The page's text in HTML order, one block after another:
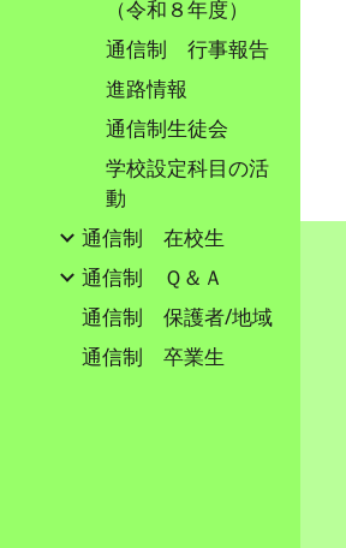
（令和８年度）
通信制 行事報告
進路情報
通信制生徒会
学校設定科目の活
動
通信制 在校生
通信制 Ｑ＆Ａ
通信制 保護者/地域
通信制 卒業生